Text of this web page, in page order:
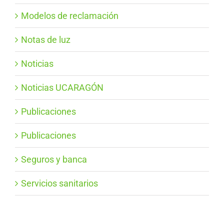
Modelos de reclamación
Notas de luz
Noticias
Noticias UCARAGÓN
Publicaciones
Publicaciones
Seguros y banca
Servicios sanitarios